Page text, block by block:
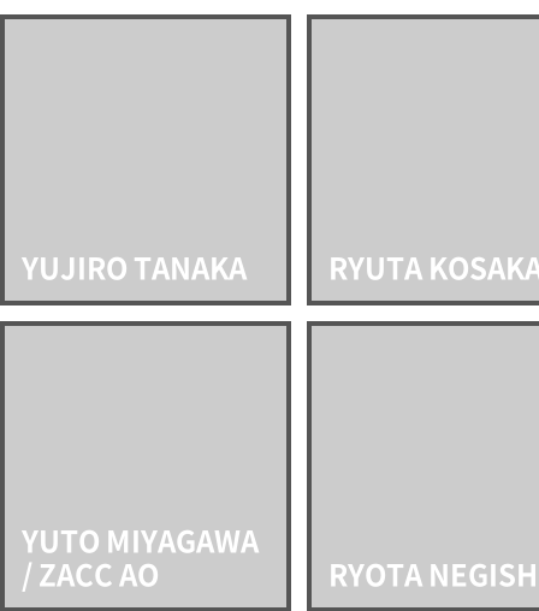
YUJIRO TANAKA RYUTA
YUTO MIYAGAWA
/ ZACC AO RYOTA